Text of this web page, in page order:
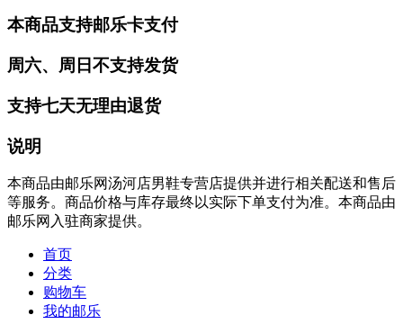
本商品支持邮乐卡支付
周六、周日不支持发货
支持七天无理由退货
说明
本商品由邮乐网汤河店男鞋专营店提供并进行相关配送和售后
等服务。商品价格与库存最终以实际下单支付为准。本商品由
邮乐网入驻商家提供。
首页
分类
购物车
我的邮乐